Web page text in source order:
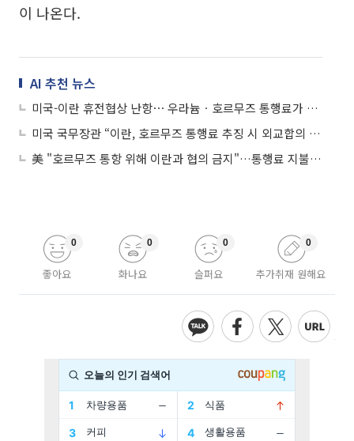
이 나온다.
AI 추천 뉴스
미국-이란 휴전협상 난항⋯ 우라늄ㆍ호르무즈 통행료가 최대 쟁점
미국 국무장관 “이란, 호르무즈 통행료 추징 시 외교합의 불가”
美 "호르무즈 통항 위해 이란과 협의 금지"…통행료 지불 여부 무관
좋아요
0
화나요
0
슬퍼요
0
추가취재 원해요
0